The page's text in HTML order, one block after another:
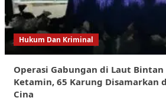
Hukum Dan Kriminal
Operasi Gabungan di Laut Bintan
Ketamin, 65 Karung Disamarkan
Cina